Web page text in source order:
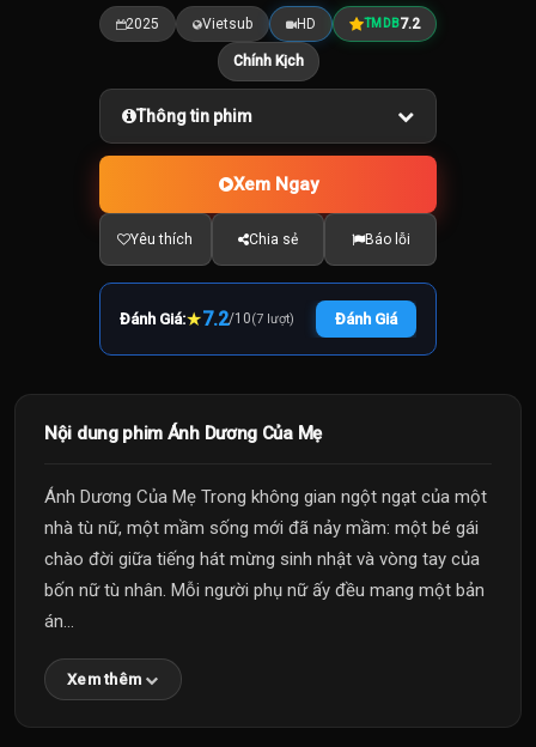
2025 Vietsub HD TMDB7.2
Chính Kịch
Thông tin phim
Xem Ngay
Yêu thích Chia sẻ Báo lỗi
Đánh Giá:★7.2/10(7 lượt) Đánh Giá
Nội dung phim Ánh Dương Của Mẹ
Ánh Dương Của Mẹ Trong không gian ngột ngạt của một
nhà tù nữ, một mầm sống mới đã nảy mầm: một bé gái
chào đời giữa tiếng hát mừng sinh nhật và vòng tay của
bốn nữ tù nhân. Mỗi người phụ nữ ấy đều mang một bản
án...
Xem thêm